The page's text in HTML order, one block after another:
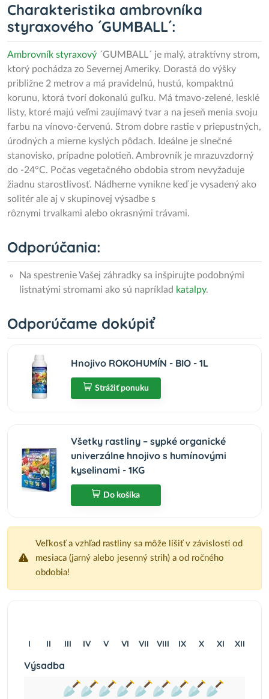
Charakteristika ambrovníka
styraxového ´GUMBALL´:
Ambrovník styraxový ´GUMBALL´ je malý, atraktívny strom,
ktorý pochádza zo Severnej Ameriky. Dorastá do výšky
približne 2 metrov a má pravidelnú, hustú, kompaktnú
korunu, ktorá tvorí dokonalú guľku. Má tmavo-zelené, lesklé
listy, ktoré majú veľmi zaujímavý tvar a na jeseň menia svoju
farbu na vínovo-červenú. Strom dobre rastie v priepustných,
úrodných a mierne kyslých pôdach. Ideálne je slnečné
stanovisko, prípadne polotieň. Ambrovník je mrazuvzdorný
do -24°C. Počas vegetačného obdobia strom nevyžaduje
žiadnu starostlivosť. Nádherne vynikne keď je vysadený ako
solitér ale aj v skupinovej výsadbe s
rôznymi trvalkami alebo okrasnými trávami.
Odporúčania:
Na spestrenie Vašej záhradky sa inšpirujte podobnými
listnatými stromami ako sú napríklad katalpy.
Odporúčame dokúpiť
Hnojivo ROKOHUMÍN - BIO - 1L
Strážiť ponuku
Všetky rastliny – sypké organické
univerzálne hnojivo s humínovými
kyselinami - 1KG
Do košíka
Veľkosť a vzhľad rastliny sa môže líšiť v závislosti od
mesiaca (jarný alebo jesenný strih) a od ročného
obdobia!
I II III IV V VI VII VIII IX X XI XII
Výsadba